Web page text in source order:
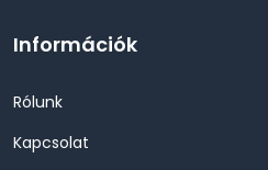
Információk
Rólunk
Kapcsolat